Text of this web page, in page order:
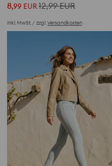
8,99 EUR12,99EUR
inkl. MwSt. / zzgl.Versandkosten